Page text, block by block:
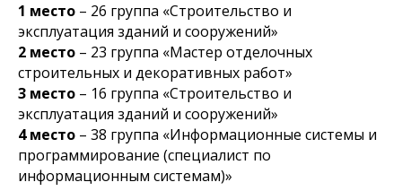
1 место – 26 группа «Строительство и
эксплуатация зданий и сооружений»
2 место – 23 группа «Мастер отделочных
строительных и декоративных работ»
3 место – 16 группа «Строительство и
эксплуатация зданий и сооружений»
4 место – 38 группа «Информационные системы и
программирование (специалист по
информационным системам)»